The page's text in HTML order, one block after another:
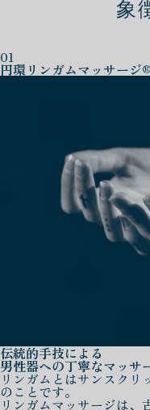
象
01
円環リンガムマッサージ®
伝統的手技による
男性器への丁寧なマッサ
リンガムとはサンスクリ
のことです。
リンガムマッサージは